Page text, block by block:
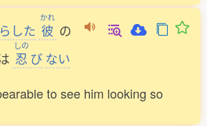
らした
かれ
彼 の
しの
忍 びない
to see him looking so